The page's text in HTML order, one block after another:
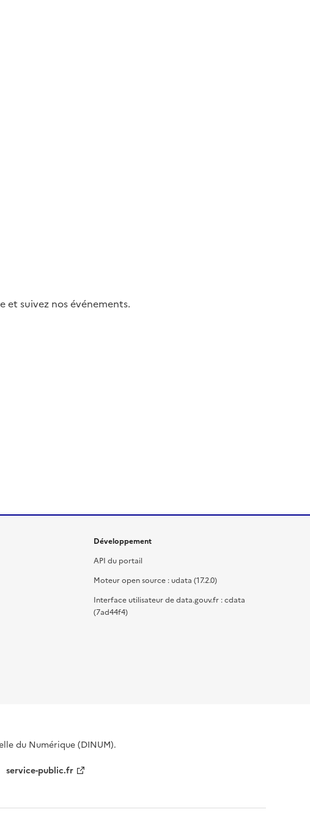
et suivez nos événements.
Développement
API du portail
Moteur open source : udata (17.2.0)
Interface utilisateur de data.gouv.fr : cdata
(7ad44f4)
du Numérique (DINUM).
service-public.fr